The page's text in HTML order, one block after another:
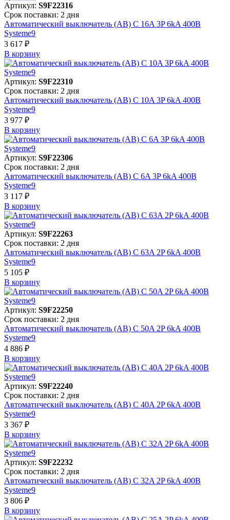
Артикул: S9F22316
Срок поставки: 2 дня
Автоматический выключатель (АВ) C 16A 3P 6kA 400В
Systeme9
3 617 ₽
В корзинy
Артикул: S9F22310
Срок поставки: 2 дня
Автоматический выключатель (АВ) C 10A 3P 6kA 400В
Systeme9
3 977 ₽
В корзинy
Артикул: S9F22306
Срок поставки: 2 дня
Автоматический выключатель (АВ) C 6A 3P 6kA 400В
Systeme9
3 117 ₽
В корзинy
Артикул: S9F22263
Срок поставки: 2 дня
Автоматический выключатель (АВ) C 63A 2P 6kA 400В
Systeme9
5 105 ₽
В корзинy
Артикул: S9F22250
Срок поставки: 2 дня
Автоматический выключатель (АВ) C 50A 2P 6kA 400В
Systeme9
4 886 ₽
В корзинy
Артикул: S9F22240
Срок поставки: 2 дня
Автоматический выключатель (АВ) C 40A 2P 6kA 400В
Systeme9
3 367 ₽
В корзинy
Артикул: S9F22232
Срок поставки: 2 дня
Автоматический выключатель (АВ) C 32A 2P 6kA 400В
Systeme9
3 806 ₽
В корзинy